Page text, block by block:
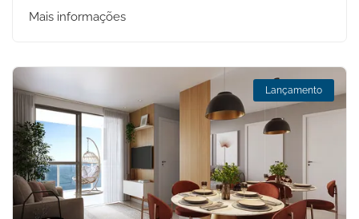
Mais informações
Lançamento